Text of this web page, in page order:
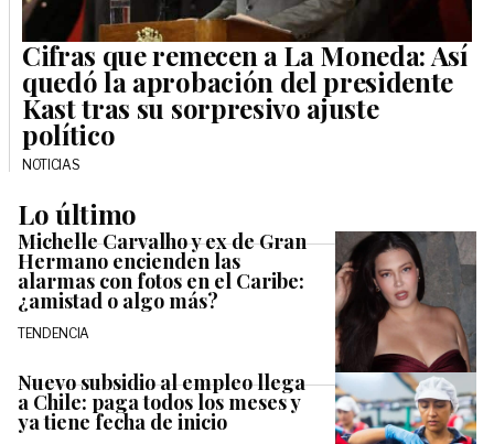
Cifras que remecen a La Moneda: Así
quedó la aprobación del presidente
Kast tras su sorpresivo ajuste
político
NOTICIAS
Lo último
Michelle Carvalho y ex de Gran
Hermano encienden las
alarmas con fotos en el Caribe:
¿amistad o algo más?
TENDENCIA
Nuevo subsidio al empleo llega
a Chile: paga todos los meses y
ya tiene fecha de inicio